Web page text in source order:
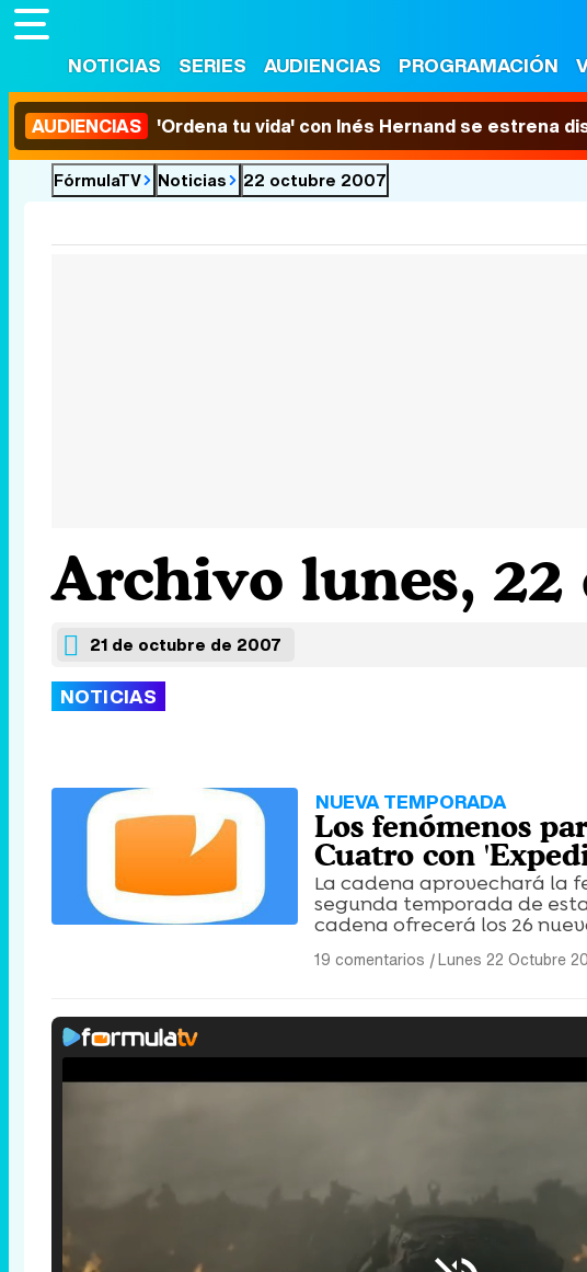
NOTICIAS SERIES AUDIENCIAS PROGRAMACIÓN
AUDIENCIAS 'Ordena tu vida' con Inés Hernand se estrena
FórmulaTV Noticias 22 octubre 2007
Archivo lunes, 22
21 de octubre de 2007
NOTICIAS
NUEVA TEMPORADA
Los fenómenos
Cuatro con
La cadena aprovechará la
segunda temporada de
cadena ofrecerá los 26
19 comentarios |Lunes 22 Octubre